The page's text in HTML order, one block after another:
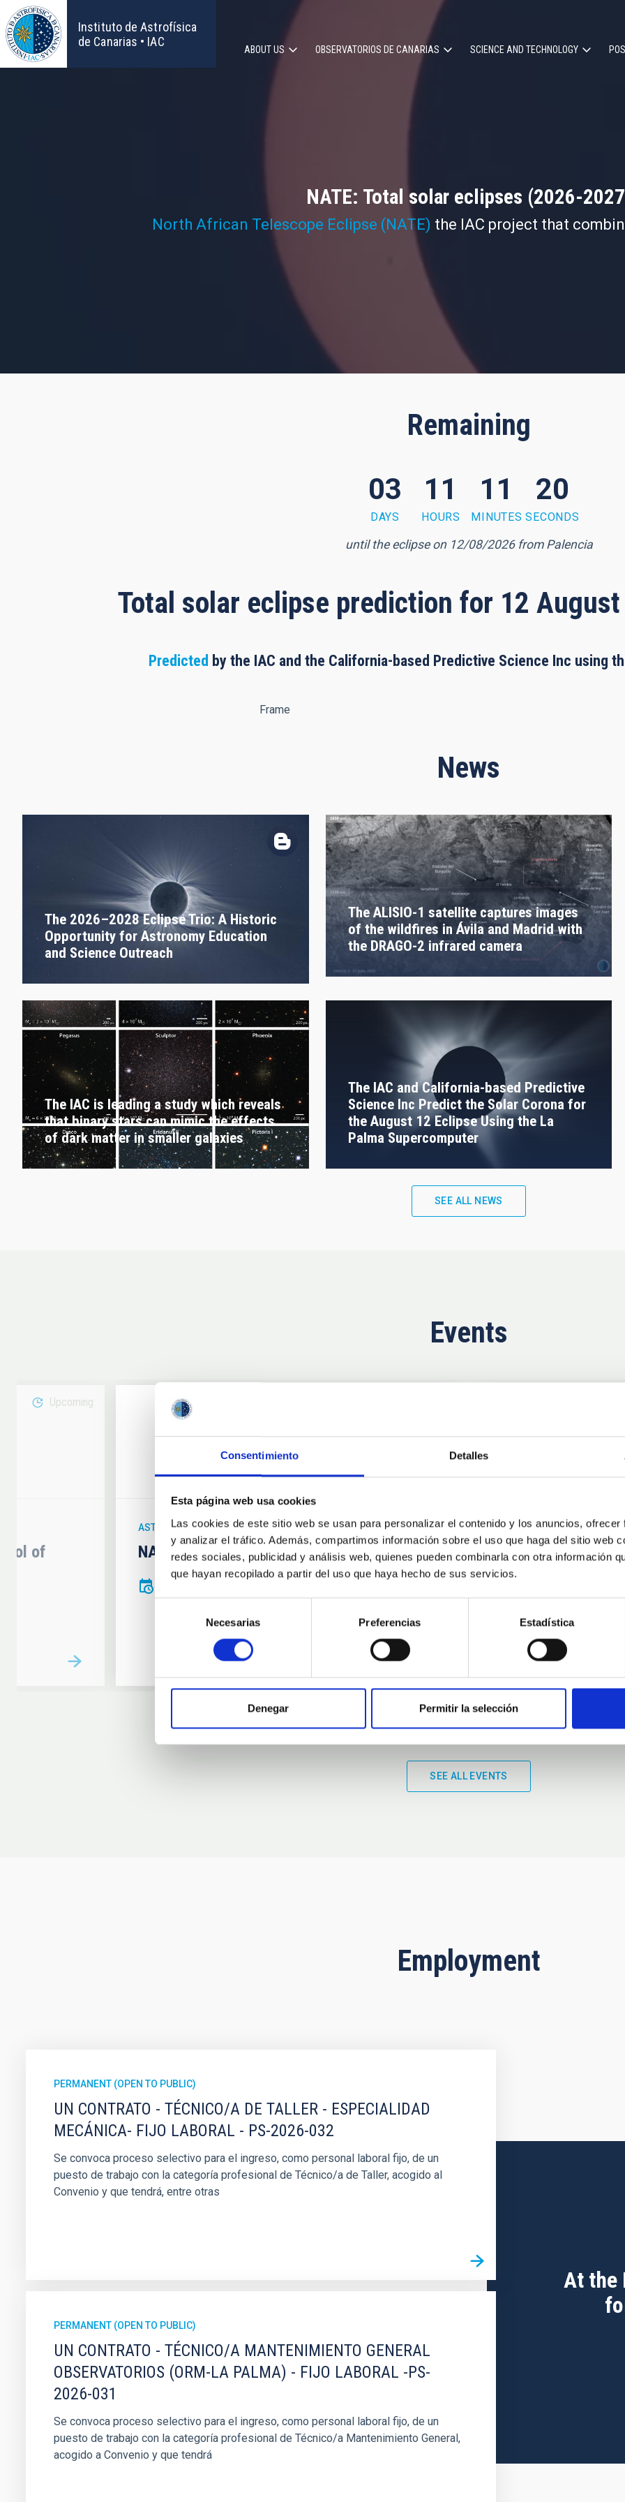
Consentimiento Detalles
Esta página web usa cookies
Las cookies de este sitio web se usan para personalizar el contenido y los anuncios,
y analizar el tráfico. Además, compartimos información sobre el uso que haga del sitio web
redes sociales, publicidad y análisis web, quienes pueden combinarla con otra información
que hayan recopilado a partir del uso que haya hecho de sus servicios.
consentimiento
Necesarias Preferencias Estadística
Denegar Permitir la selección
Skip
to
main
content
Instituto de Astrofísica
de Canarias • IAC
Main
navigation
ABOUT US OBSERVATORIOS DE CANARIAS SCIENCE AND TECHNOLOGY
NATE: Total solar eclipses (2026-
North African Telescope Eclipse (NATE) the IAC project that
Remaining
03
DAYS
11
HOURS
11
MINUTES
19
SECONDS
until the eclipse on 12/08/2026 from Palencia
Total solar eclipse prediction for 12
Predicted by the IAC and the California-based Predictive Science Inc using
Frame
News
The 2026–2028 Eclipse Trio: A Historic
Opportunity for Astronomy Education
and Science Outreach
The ALISIO-1 satellite captures images
of the wildfires in Ávila and Madrid with
the DRAGO-2 infrared camera
The IAC is leading a study which reveals
that binary stars can mimic the effects
of dark matter in smaller galaxies
The IAC and California-based Predictive
Science Inc Predict the Solar Corona for
the August 12 Eclipse Using the La
Palma Supercomputer
SEE ALL NEWS
Events
Upcoming
of
08
AUG 26
11
AUG 26
ASTRONOMICAL EVENT
NATE en Palencia - Eclipse Agosto 2026
10
CONFERENCE
Substellar
SEE ALL EVENTS
Employment
PERMANENT (OPEN TO PUBLIC)
UN CONTRATO - TÉCNICO/A DE TALLER - ESPECIALIDAD
MECÁNICA- FIJO LABORAL - PS-2026-032
Se convoca proceso selectivo para el ingreso, como personal laboral fijo, de un
puesto de trabajo con la categoría profesional de Técnico/a de Taller, acogido al
Convenio y que tendrá, entre otras
PERMANENT (OPEN TO PUBLIC)
UN CONTRATO - TÉCNICO/A MANTENIMIENTO GENERAL
OBSERVATORIOS (ORM-LA PALMA) - FIJO LABORAL -PS-
2026-031
Se convoca proceso selectivo para el ingreso, como personal laboral fijo, de un
puesto de trabajo con la categoría profesional de Técnico/a Mantenimiento General,
acogido a Convenio y que tendrá
At the